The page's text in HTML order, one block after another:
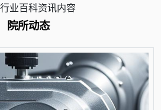
业百科资讯内容
院所动态